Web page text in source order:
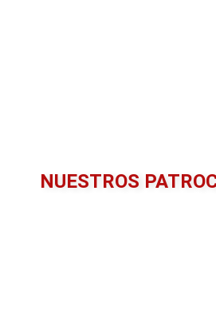
NUESTROS